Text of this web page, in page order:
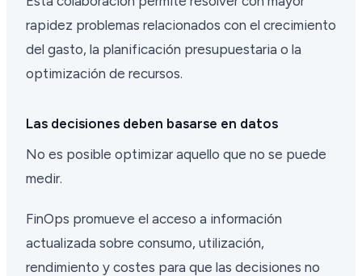
rapidez problemas relacionados con el crecimiento
del gasto, la planificación presupuestaria o la
optimización de recursos.
Las decisiones deben basarse en datos
No es posible optimizar aquello que no se puede
medir.
FinOps promueve el acceso a información
actualizada sobre consumo, utilización,
rendimiento y costes para que las decisiones no